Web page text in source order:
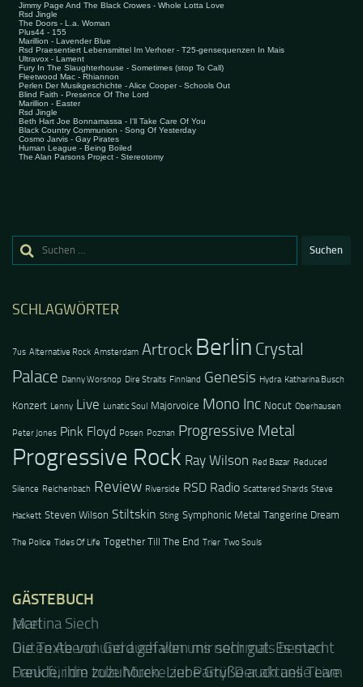
Suchen
SCHLAGWÖRTER
7us Alternative Rock Amsterdam Artrock Berlin Crystal
Palace Danny Worsnop Dire Straits Finnland Genesis Hydra Katharina Busch
Konzert Lenny Live Lunatic Soul Majorvoice Mono Inc Nocut Oberhausen
Peter Jones Pink Floyd Posen Poznan Progressive Metal
Progressive Rock Ray Wilson Red Bazar Reduced
Silence Reichenbach Review Riverside RSD Radio Scattered Shards Steve
Hackett Steven Wilson Stiltskin Sting Symphonic Metal Tangerine Dream
The Police Tides Of Life Together Till The End Trier Two Souls
GÄSTEBUCH
Jacel
Guten Abend und auch von uns nochmals besten
Dank für die tolle Mucke zur Party! Der aktuelle Live